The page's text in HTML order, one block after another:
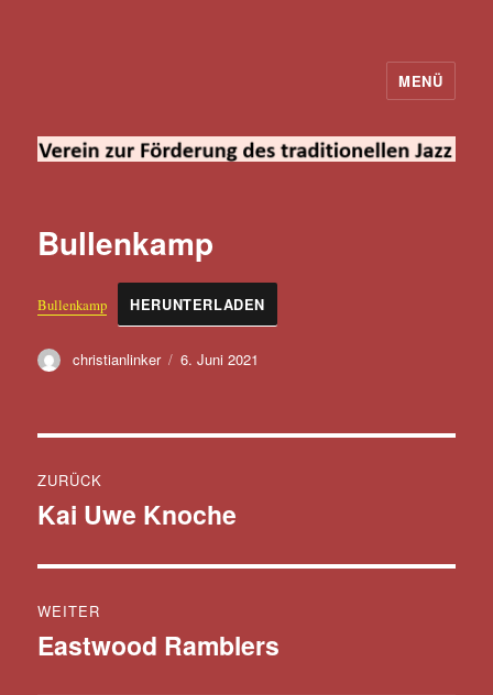
MENÜ
Bullenkamp
Bullenkamp HERUNTERLADEN
Autor
christianlinker
Veröffentlicht
6. Juni 2021
ZURÜCK
Vorheriger
Kai Uwe Knoche
WEITER
Nächster
Eastwood Ramblers